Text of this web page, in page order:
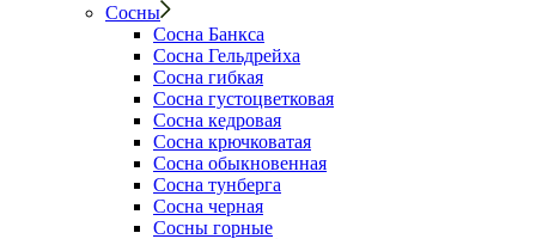
Сосны
Сосна Банкса
Сосна Гельдрейха
Сосна гибкая
Сосна густоцветковая
Сосна кедровая
Сосна крючковатая
Сосна обыкновенная
Сосна тунберга
Сосна черная
Сосны горные